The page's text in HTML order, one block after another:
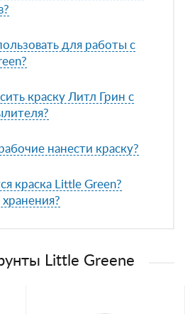
для работы с
краску Литл Грин с
нанести краску?
краска Little Green?
Little Greene